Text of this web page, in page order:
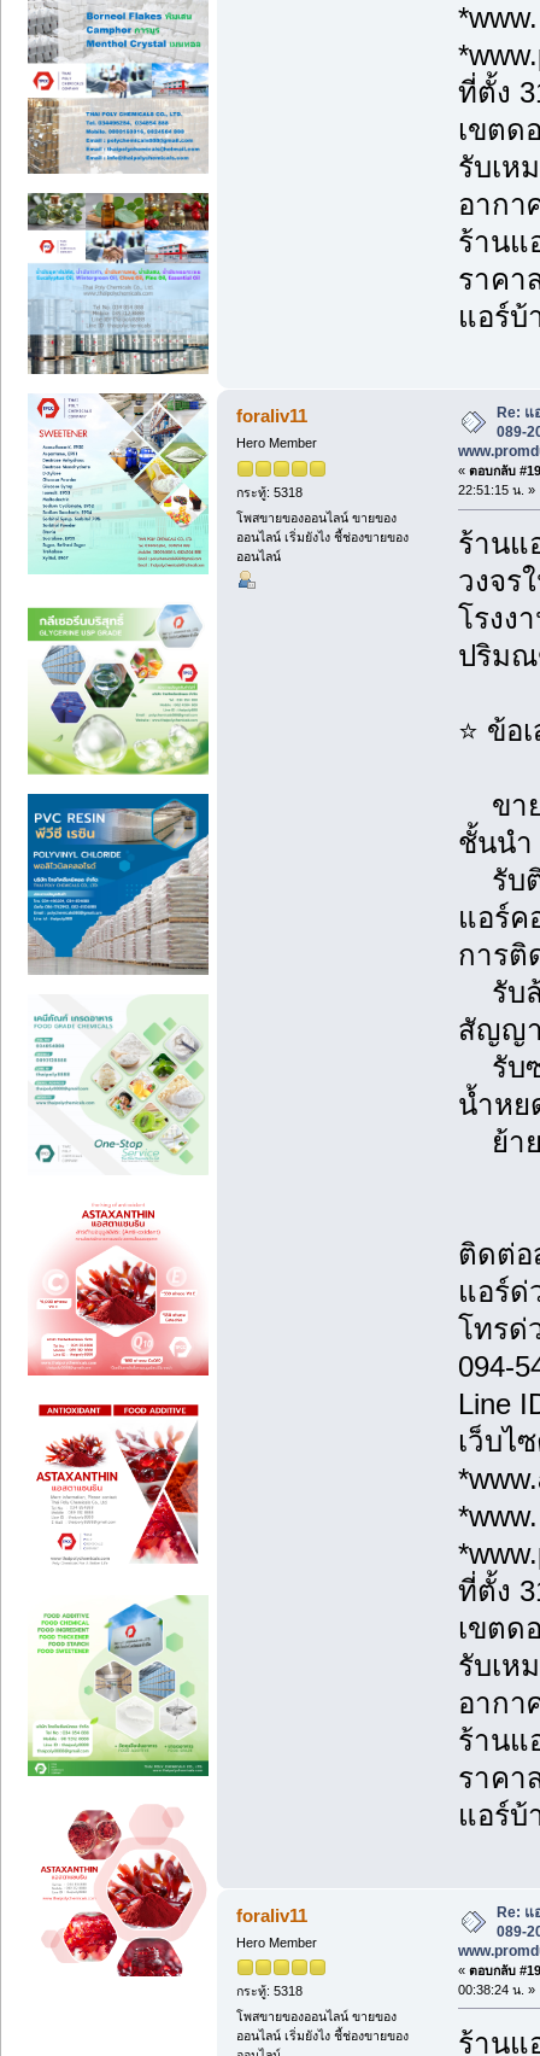
ที่ตั้ง
เขตด
รับเห
อากา
ร้านแ
ราคา
แอร์บ้
foraliv11
Hero Member
กระทู้: 5318
โพสขายของออนไลน์ ขายของ
ออนไลน์ เริ่มยังไง ชี้ช่องขายของ
ออนไลน์
Re:
089-
« ตอบกลับ
22:51:15 น. »
ร้านแ
วงจร
โรงง
ปริม
⭐ ข้อ
ขาย
ชั้นนำ
รับติ
แอร์ค
การติ
รับล้
สัญญา
รับซ่
น้ำหย
ย้าย
ติดต่อ
แอร์ด่
โทรด่
094-
Line
เว็บไ
ที่ตั้ง
เขตด
รับเห
อากา
ร้านแ
ราคา
แอร์บ้
foraliv11
Hero Member
กระทู้: 5318
โพสขายของออนไลน์ ขายของ
ออนไลน์ เริ่มยังไง ชี้ช่องขายของ
Re: แ
089-
« ตอบกลับ
00:38:24 น. »
ร้านแ